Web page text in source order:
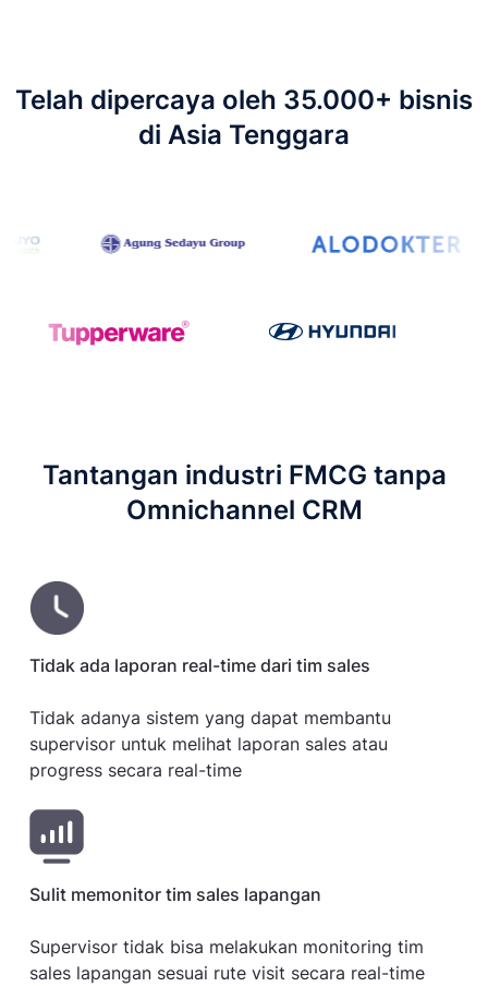
Telah dipercaya oleh 35.000+ bisnis
di Asia Tenggara
Tantangan industri FMCG tanpa
Omnichannel CRM
Tidak ada laporan real-time dari tim sales
Tidak adanya sistem yang dapat membantu
supervisor untuk melihat laporan sales atau
progress secara real-time
Sulit memonitor tim sales lapangan
Supervisor tidak bisa melakukan monitoring tim
sales lapangan sesuai rute visit secara real-time